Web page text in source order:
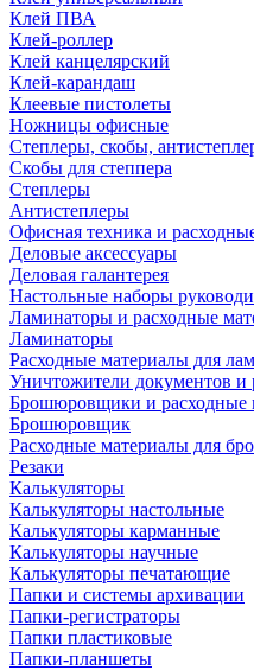
Клей ПВА
Клей-роллер
Клей канцелярский
Клей-карандаш
Клеевые пистолеты
Ножницы офисные
Степлеры, скобы,
Скобы для степпера
Степлеры
Антистеплеры
Офисная техника и
Деловые аксессуары
Деловая галантерея
Настольные наборы
Ламинаторы и расходные
Ламинаторы
Расходные материалы для
Уничтожители документов и
Брошюровщики и расходные
Брошюровщик
Расходные материалы для
Резаки
Калькуляторы
Калькуляторы настольные
Калькуляторы карманные
Калькуляторы научные
Калькуляторы печатающие
Папки и системы архивации
Папки-регистраторы
Папки пластиковые
Папки-планшеты